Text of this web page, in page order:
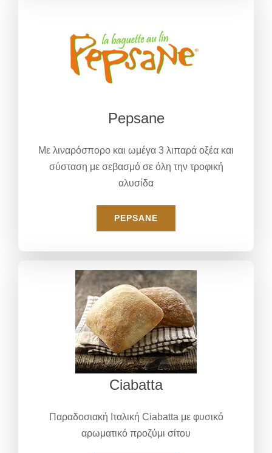
Pepsane
Με λιναρόσπορο και ωμέγα 3 λιπαρά οξέα και
σύσταση με σεβασμό σε όλη την τροφική
αλυσίδα
PEPSANE
Ciabatta
Παραδοσιακή Ιταλική Ciabatta με φυσικό
αρωματικό προζύμι σίτου